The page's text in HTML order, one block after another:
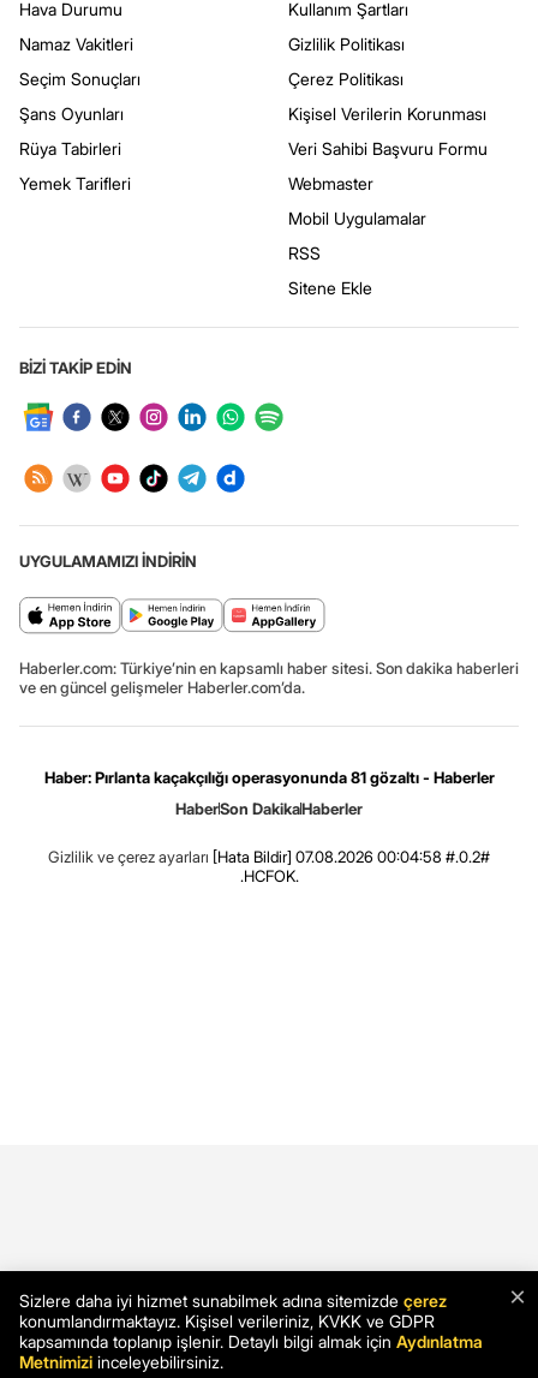
Hava Durumu
Namaz Vakitleri
Seçim Sonuçları
Şans Oyunları
Rüya Tabirleri
Yemek Tarifleri
Kullanım Şartları
Gizlilik Politikası
Çerez Politikası
Kişisel Verilerin Korunması
Veri Sahibi Başvuru Formu
Webmaster
Mobil Uygulamalar
RSS
Sitene Ekle
BİZİ TAKİP EDİN
UYGULAMAMIZI İNDİRİN
Haberler.com: Türkiye’nin en kapsamlı haber sitesi. Son dakika haberleri
ve en güncel gelişmeler Haberler.com’da.
Haber: Pırlanta kaçakçılığı operasyonunda 81 gözaltı - Haberler
HaberSon DakikaHaberler
Gizlilik ve çerez ayarları [Hata Bildir] 07.08.2026 00:04:58 #.0.2#
.HCFOK.
×
Sizlere daha iyi hizmet sunabilmek adına sitemizde çerez
konumlandırmaktayız. Kişisel verileriniz, KVKK ve GDPR
kapsamında toplanıp işlenir. Detaylı bilgi almak için Aydınlatma
Metnimizi inceleyebilirsiniz.